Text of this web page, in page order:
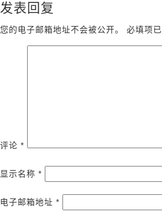
发表回复
您的电子邮箱地址不会被公开。 必填项
评论 *
显示名称 *
电子邮箱地址 *